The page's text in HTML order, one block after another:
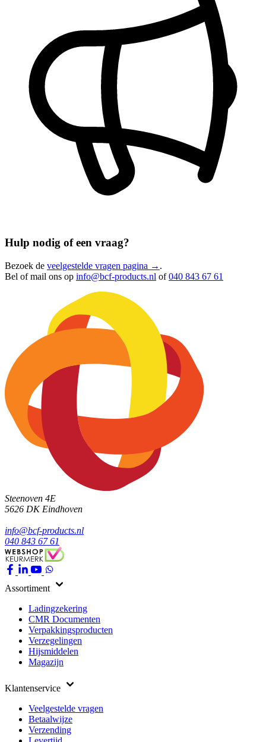
Hulp nodig of een vraag?
Bezoek de veelgestelde vragen pagina → .
Bel of mail ons op info@bcf-products.nl of040 843 67 61
Steenoven 4E
5626 DK Eindhoven
info@bcf-products.nl
040 843 67 61
Assortiment
Ladingzekering
CMR Documenten
Verpakkingsproducten
Verzegelingen
Hijsmiddelen
Magazijn
Klantenservice
Veelgestelde vragen
Betaalwijze
Verzending